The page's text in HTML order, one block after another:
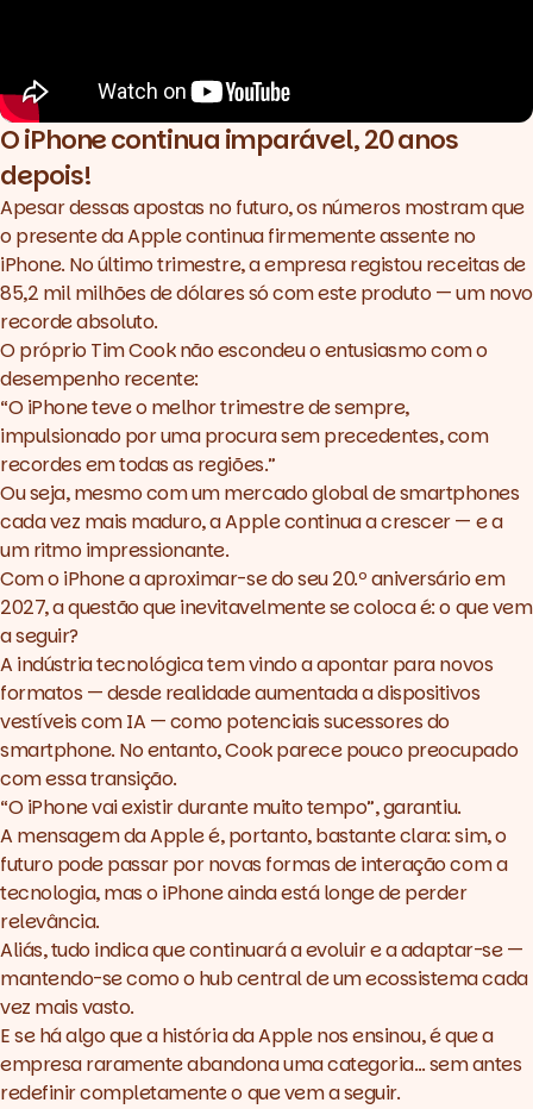
O iPhone continua imparável, 20 anos
depois!
Apesar dessas apostas no futuro, os números mostram que
o presente da Apple continua firmemente assente no
iPhone. No último trimestre, a empresa registou receitas de
85,2 mil milhões de dólares só com este produto — um novo
recorde absoluto.
O próprio Tim Cook não escondeu o entusiasmo com o
desempenho recente:
“O iPhone teve o melhor trimestre de sempre,
impulsionado por uma procura sem precedentes, com
recordes em todas as regiões.”
Ou seja, mesmo com um mercado global de smartphones
cada vez mais maduro, a Apple continua a crescer — e a
um ritmo impressionante.
Com o iPhone a aproximar-se do seu 20.º aniversário em
2027, a questão que inevitavelmente se coloca é: o que vem
a seguir?
A indústria tecnológica tem vindo a apontar para novos
formatos — desde realidade aumentada a dispositivos
vestíveis com IA — como potenciais sucessores do
smartphone. No entanto, Cook parece pouco preocupado
com essa transição.
“O iPhone vai existir durante muito tempo”, garantiu.
A mensagem da Apple é, portanto, bastante clara: sim, o
futuro pode passar por novas formas de interação com a
tecnologia, mas o iPhone ainda está longe de perder
relevância.
Aliás, tudo indica que continuará a evoluir e a adaptar-se —
mantendo-se como o hub central de um ecossistema cada
vez mais vasto.
E se há algo que a história da Apple nos ensinou, é que a
empresa raramente abandona uma categoria… sem antes
redefinir completamente o que vem a seguir.